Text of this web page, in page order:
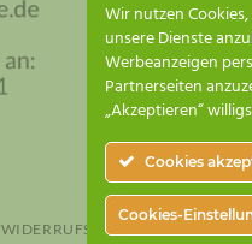
WIDERRUFSBELEHRUNG
Wir nutzen
unsere Dienste
Werbeanzeigen
Partnerseiten
„Akzeptieren“
Cookies
Cookies-